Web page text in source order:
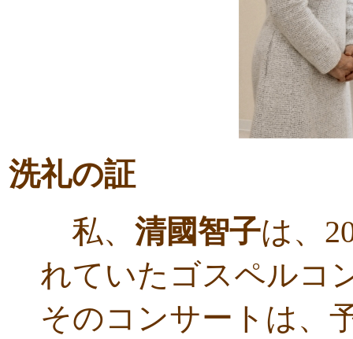
洗礼の証
私、 清國智子は、
れていたゴスペルコ
そのコンサートは、